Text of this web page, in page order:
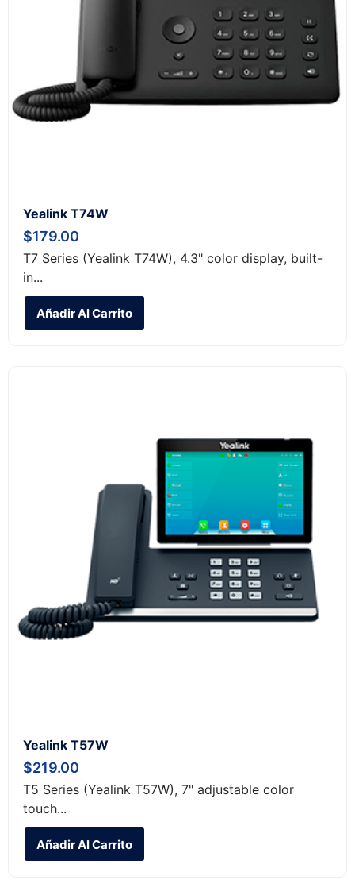
Yealink T74W
$179.00
T7 Series (Yealink T74W), 4.3" color display, built-
in...
Añadir Al Carrito
Yealink T57W
$219.00
T5 Series (Yealink T57W), 7" adjustable color
touch...
Añadir Al Carrito